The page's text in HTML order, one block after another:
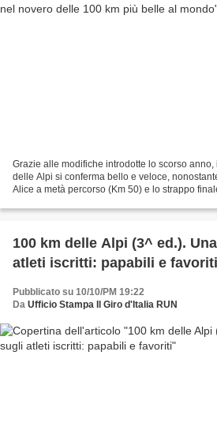
Grazie alle modifiche introdotte lo scorso
delle Alpi si conferma bello e veloce,
Alice a metà percorso (Km 50) e lo strappo
100 km delle Alpi (3^ ed.).
atleti iscritti: papabili e favoriti
Pubblicato su 10/10/PM 19:22
Da Ufficio Stampa Il Giro d'Italia RUN